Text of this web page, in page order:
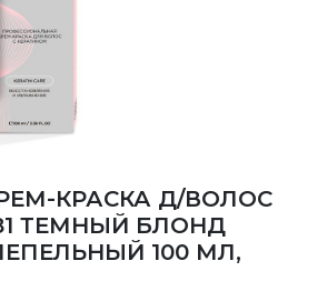
КРАСКА Д/ВОЛОС
ТЕМНЫЙ БЛОНД
100 МЛ,